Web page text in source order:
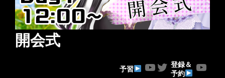
開会式
予習 YouTube Twitter
登録＆
予約
YouTube